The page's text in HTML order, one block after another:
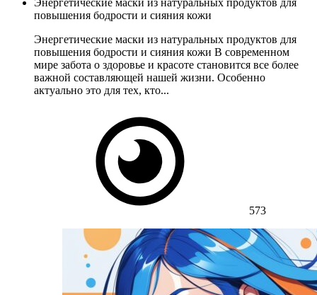
повышения бодрости и сияния кожи
Энергетические маски из натуральных продуктов для
повышения бодрости и сияния кожи В современном
мире забота о здоровье и красоте становится все более
важной составляющей нашей жизни. Особенно
актуально это для тех, кто...
573